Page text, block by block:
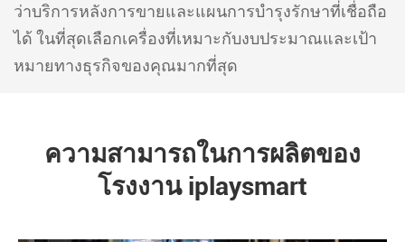
ว่าบริการหลังการขายและแผนการบำรุงรักษาที่เชื่อถือ
ได้ ในที่สุดเลือกเครื่องที่เหมาะกับงบประมาณและเป้า
หมายทางธุรกิจของคุณมากที่สุด
ความสามารถในการผลิตของ
โรงงาน iplaysmart